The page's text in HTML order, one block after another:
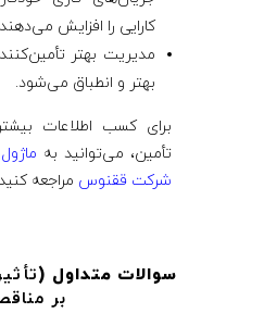
کارایی را افزایش
مدیریت بهتر
بهتر و انطباق می‌شود.
برای کسب اطلاعات
تأمین، می‌توانید به
شرکت ققنوس مراجعه
سوالات متداول (
بر